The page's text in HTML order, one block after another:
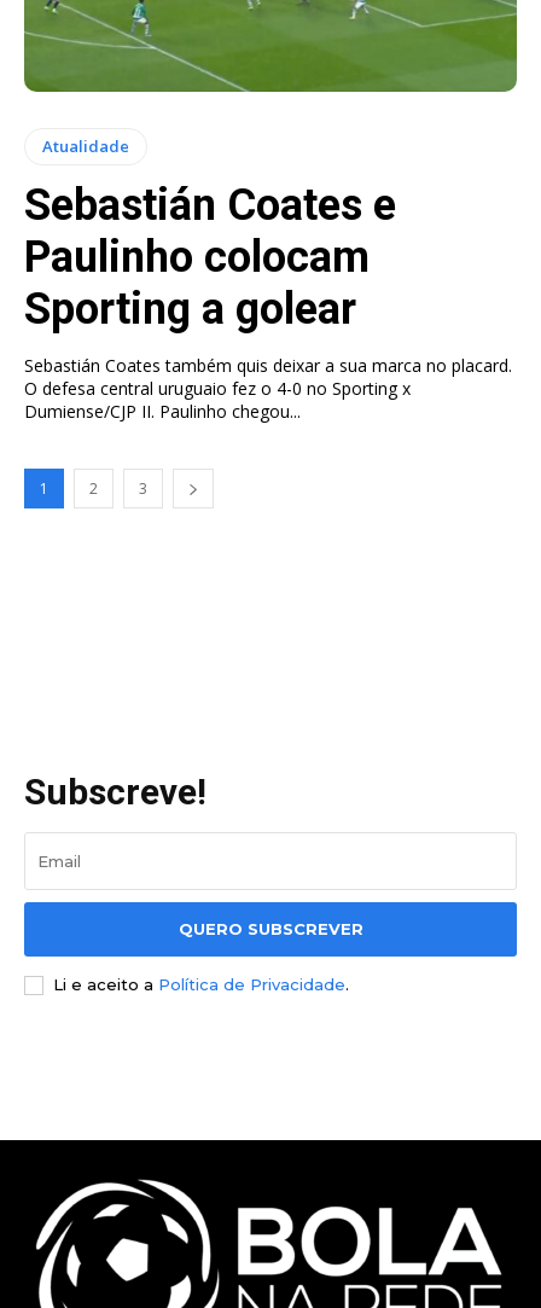
Atualidade
Sebastián Coates e
Paulinho colocam
Sporting a golear
Sebastián Coates também quis deixar a sua marca no placard.
O defesa central uruguaio fez o 4-0 no Sporting x
Dumiense/CJP II. Paulinho chegou...
1 2 3
Subscreve!
QUERO SUBSCREVER
Li e aceito a Política de Privacidade.